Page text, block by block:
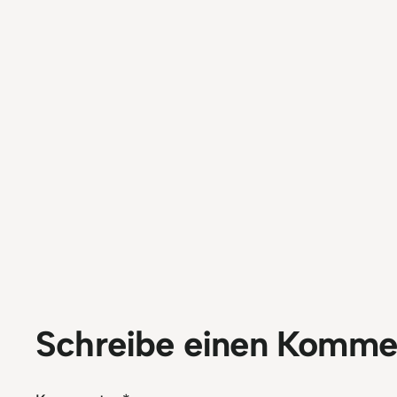
Schreibe einen